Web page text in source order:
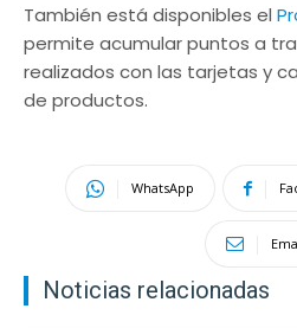
También está disponibles el
permite acumular puntos a
realizados con las tarjetas y
de productos.
WhatsApp
Noticias relacionadas